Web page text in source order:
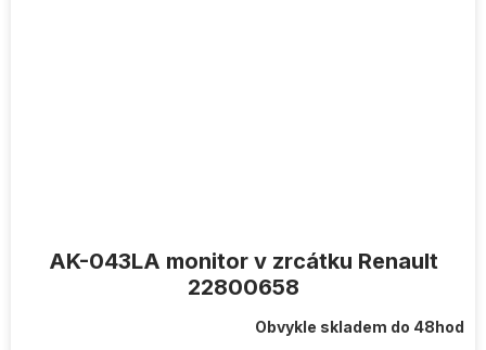
AK-043LA monitor v zrcátku Renault
22800658
Obvykle skladem do 48hod